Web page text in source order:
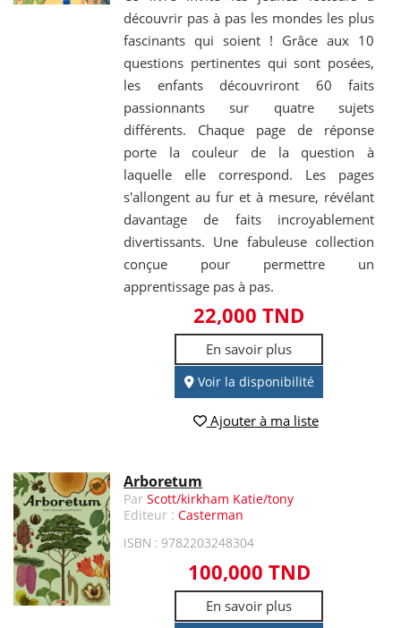
découvrir pas à pas les mondes les plus
fascinants qui soient ! Grâce aux 10
questions pertinentes qui sont posées,
les enfants découvriront 60 faits
passionnants sur quatre sujets
différents. Chaque page de réponse
porte la couleur de la question à
laquelle elle correspond. Les pages
s'allongent au fur et à mesure, révélant
davantage de faits incroyablement
divertissants. Une fabuleuse collection
conçue pour permettre un
apprentissage pas à pas.
22,000 TND
En savoir plus
Voir la disponibilité
Ajouter à ma liste
Arboretum
ParScott/kirkham Katie/tony
Editeur :Casterman
ISBN : 9782203248304
100,000 TND
En savoir plus